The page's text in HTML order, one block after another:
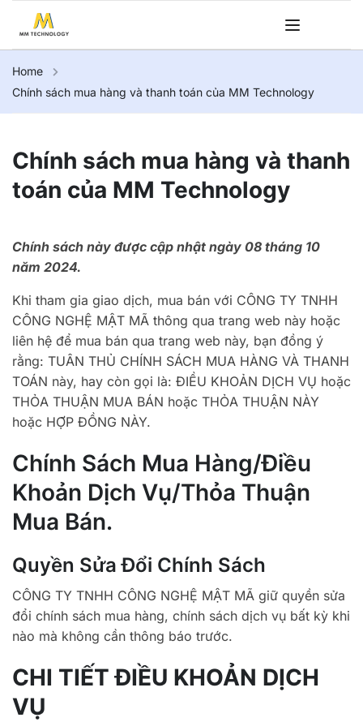
Home
Chính sách mua hàng và thanh toán của MM Technology
Chính sách mua hàng và thanh
toán của MM Technology
Chính sách này được cập nhật ngày 08 tháng 10
năm 2024.
Khi tham gia giao dịch, mua bán với CÔNG TY TNHH
CÔNG NGHỆ MẬT MÃ thông qua trang web này hoặc
liên hệ để mua bán qua trang web này, bạn đồng ý
rằng: TUÂN THỦ CHÍNH SÁCH MUA HÀNG VÀ THANH
TOÁN này, hay còn gọi là: ĐIỀU KHOẢN DỊCH VỤ hoặc
THỎA THUẬN MUA BÁN hoặc THỎA THUẬN NÀY
hoặc HỢP ĐỒNG NÀY.
Chính Sách Mua Hàng/Điều
Khoản Dịch Vụ/thỏa Thuận
Mua Bán.
Quyền Sửa Đổi Chính Sách
CÔNG TY TNHH CÔNG NGHỆ MẬT MÃ giữ quyền sửa
đổi chính sách mua hàng, chính sách dịch vụ bất kỳ khi
nào mà không cần thông báo trước.
CHI TIẾT ĐIỀU KHOẢN DỊCH
VỤ